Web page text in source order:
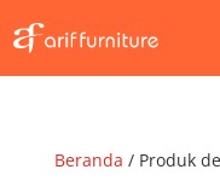
Beranda / Produk